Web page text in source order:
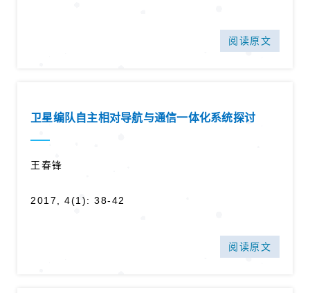
阅读原文
卫星编队自主相对导航与通信一体化系统探讨
王春锋
2017, 4(1): 38-42
阅读原文